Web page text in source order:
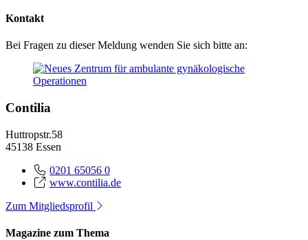
Kontakt
Bei Fragen zu dieser Meldung wenden Sie sich bitte an:
Contilia
Huttropstr.58
45138 Essen
0201 65056 0
www.contilia.de
Zum Mitgliedsprofil
Magazine zum Thema